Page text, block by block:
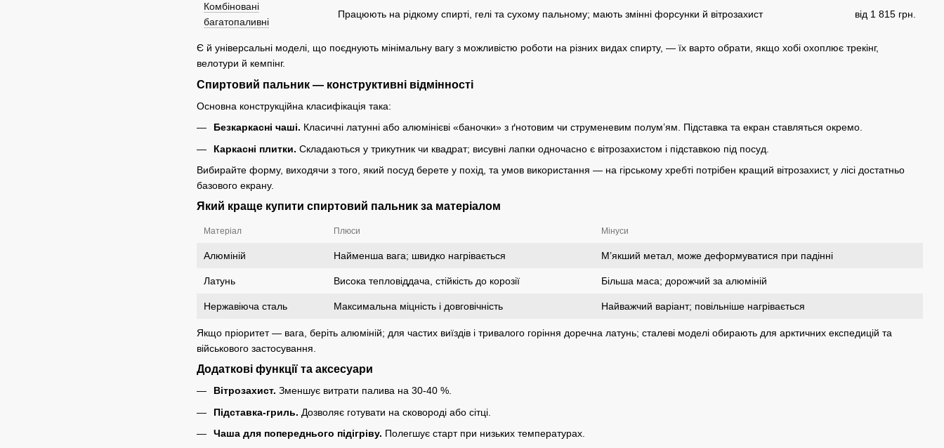
Комбіновані
багатопаливні
Працюють на рідкому спирті, гелі та сухому пальному; мають змінні форсунки й вітрозахист від 1 815 грн.
Є й універсальні моделі, що поєднують мінімальну вагу з можливістю роботи на різних видах спирту, — їх варто обрати, якщо хобі охоплює трекінг,
велотури й кемпінг.
Спиртовий пальник — конструктивні відмінності
Основна конструкційна класифікація така:
Безкаркасні чаші. Класичні латунні або алюмінієві «баночки» з ґнотовим чи струменевим полум’ям. Підставка та екран ставляться окремо.
Каркасні плитки. Складаються у трикутник чи квадрат; висувні лапки одночасно є вітрозахистом і підставкою під посуд.
Вибирайте форму, виходячи з того, який посуд берете у похід, та умов використання — на гірському хребті потрібен кращий вітрозахист, у лісі достатньо
базового екрану.
Який краще купити спиртовий пальник за матеріалом
Матеріал Плюси Мінуси
Алюміній Найменша вага; швидко нагрівається М’якший метал, може деформуватися при падінні
Латунь Висока тепловіддача, стійкість до корозії Більша маса; дорожчий за алюміній
Нержавіюча сталь Максимальна міцність і довговічність Найважчий варіант; повільніше нагрівається
Якщо пріоритет — вага, беріть алюміній; для частих виїздів і тривалого горіння доречна латунь; сталеві моделі обирають для арктичних експедицій та
військового застосування.
Додаткові функції та аксесуари
Вітрозахист. Зменшує витрати палива на 30-40 %.
Підставка-гриль. Дозволяє готувати на сковороді або сітці.
Чаша для попереднього підігріву. Полегшує старт при низьких температурах.